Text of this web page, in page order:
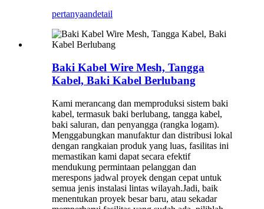
pertanyaandetail
Baki Kabel Wire Mesh, Tangga
Kabel, Baki Kabel Berlubang
Kami merancang dan memproduksi sistem baki
kabel, termasuk baki berlubang, tangga kabel,
baki saluran, dan penyangga (rangka logam).
Menggabungkan manufaktur dan distribusi lokal
dengan rangkaian produk yang luas, fasilitas ini
memastikan kami dapat secara efektif
mendukung permintaan pelanggan dan
merespons jadwal proyek dengan cepat untuk
semua jenis instalasi lintas wilayah.Jadi, baik
menentukan proyek besar baru, atau sekadar